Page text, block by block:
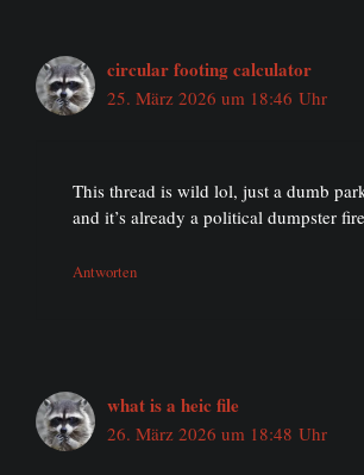
circular footing calculator
25. März 2026 um 18:46 Uhr
This thread is wild lol, just a dumb
and it’s already a political dumpster
Antworten
what is a heic file
26. März 2026 um 18:48 Uhr